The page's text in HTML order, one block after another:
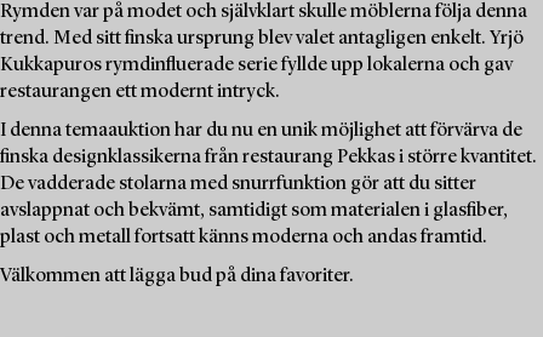
Rymden var på modet och självklart skulle möblerna följa denna
trend. Med sitt finska ursprung blev valet antagligen enkelt. Yrjö
Kukkapuros rymdinfluerade serie fyllde upp lokalerna och gav
restaurangen ett modernt intryck.
I denna temaauktion har du nu en unik möjlighet att förvärva de
finska designklassikerna från restaurang Pekkas i större kvantitet.
De vadderade stolarna med snurrfunktion gör att du sitter
avslappnat och bekvämt, samtidigt som materialen i glasfiber,
plast och metall fortsatt känns moderna och andas framtid.
Välkommen att lägga bud på dina favoriter.